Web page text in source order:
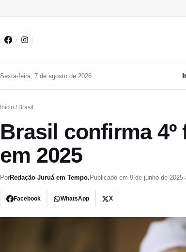
Sexta-feira, 7 de agosto de 2026
Início / Brasil
Brasil confirma
em 2025
PorRedação Juruá em Tempo. Publicado em 9 de junho de 2025
Facebook WhatsApp X